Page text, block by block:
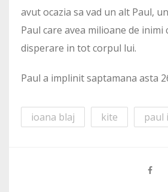
avut ocazia sa vad un alt Paul,
Paul care avea milioane de inimi
disperare in tot corpul lui.
Paul a implinit saptamana asta
ioana blaj kite paul